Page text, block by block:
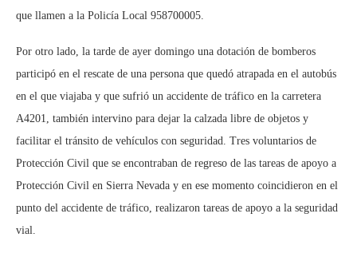
que llamen a la Policía Local 958700005.
Por otro lado, la tarde de ayer domingo una dotación de bomberos
participó en el rescate de una persona que quedó atrapada en el autobús
en el que viajaba y que sufrió un accidente de tráfico en la carretera
A4201, también intervino para dejar la calzada libre de objetos y
facilitar el tránsito de vehículos con seguridad. Tres voluntarios de
Protección Civil que se encontraban de regreso de las tareas de apoyo a
Protección Civil en Sierra Nevada y en ese momento coincidieron en el
punto del accidente de tráfico, realizaron tareas de apoyo a la seguridad
vial.